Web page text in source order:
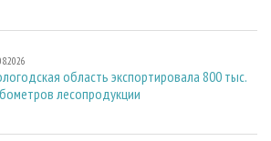
область экспортировала 800 тыс.
лесопродукции